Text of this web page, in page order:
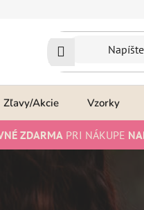
Zľavy/Akcie Vzorky
ZDARMA PRI NÁKUPE